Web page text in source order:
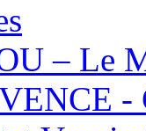
– Le
-